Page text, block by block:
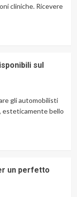
cliniche. Ricevere
sul
gli automobilisti
esteticamente bello
un perfetto